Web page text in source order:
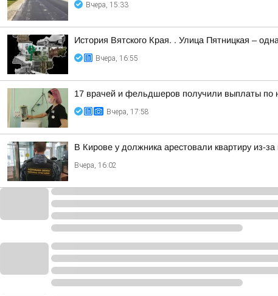
Вчера, 15:33
История Вятского Края. . Улица Пятницкая –
Вчера, 16:55
17 врачей и фельдшеров получили выплаты по
Вчера, 17:58
В Кирове у должника арестовали квартиру из-
Вчера, 16:02